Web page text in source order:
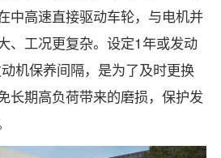
中高速直接驱动车轮，与电机并
、工况更复杂。设定1年或发动
机保养间隔，是为了及时更换
长期高负荷带来的磨损，保护发